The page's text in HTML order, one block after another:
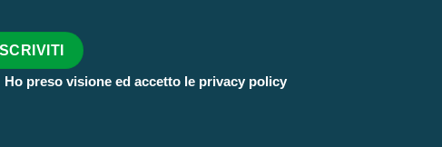
Ho preso visione ed accetto le privacy policy